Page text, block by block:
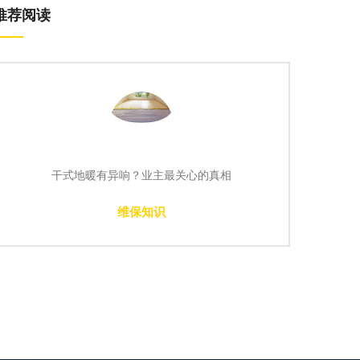
荐阅读
装了地暖，选木地板还是瓷砖？一篇
选购指导